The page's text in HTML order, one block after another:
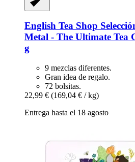
English Tea Shop
Metal -​ The Ultimate Tea
g
9 mezclas diferentes.
Gran idea de regalo.
72 bolsitas.
22,99 € (169,04 € / kg)
Entrega hasta el 18 agosto